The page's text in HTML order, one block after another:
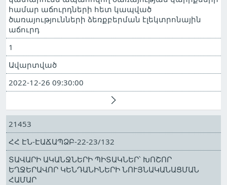
համար աճուրդների հետ կապված
ծառայությունների ձեռքբերման էլեկտրոնային
աճուրդ
1
Ավարտված
2022-12-26 09:30:00
21453
ՀՀ ԷՆ-ԷԱՃԱՊՁԲ-22-23/132
ՏԱՎԱՐԻ ԱԿԱՆՋՆԵՐԻ ՊԻՏԱԿՆԵՐ՝ ԽՈՇՈՐ
ԵՂՋԵՐԱՎՈՐ ԿԵՆԴԱՆԻՆԵՐԻ ՆՈՒՅՆԱԿԱՆԱՑՄԱՆ
ՀԱՄԱՐ